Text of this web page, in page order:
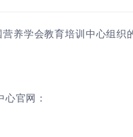
营养学会教育培训中心组
心官网：